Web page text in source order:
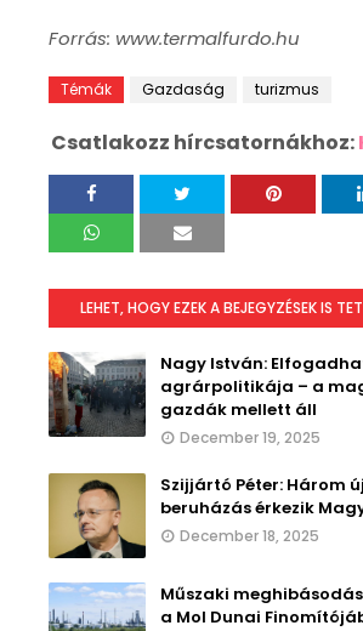
Forrás: www.termalfurdo.hu
Témák Gazdaság turizmus
Csatlakozz hírcsatornákhoz:
LEHET, HOGY EZEK A BEJEGYZÉSEK IS
Nagy István:
agrárpolitikája – a
gazdák mellett áll
December 19, 2025
Szijjártó Péter: Három
beruházás érkezik
December 18, 2025
Műszaki
a Mol Dunai